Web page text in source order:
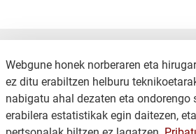
Webgune honek norberaren eta
ez ditu erabiltzen helburu
nabigatu ahal dezaten eta ondorengo
erabilera estatistikak egin daitezen,